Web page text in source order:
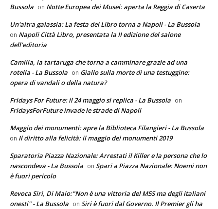
Bussola on Notte Europea dei Musei: aperta la Reggia di Caserta
Un'altra galassia: La festa del Libro torna a Napoli - La Bussola
on Napoli Città Libro, presentata la II edizione del salone
dell’editoria
Camilla, la tartaruga che torna a camminare grazie ad una
rotella - La Bussola on Giallo sulla morte di una testuggine:
opera di vandali o della natura?
Fridays For Future: il 24 maggio si replica - La Bussola on
FridaysForFuture invade le strade di Napoli
Maggio dei monumenti: apre la Biblioteca Filangieri - La Bussola
on Il diritto alla felicità: il maggio dei monumenti 2019
Sparatoria Piazza Nazionale: Arrestati il Killer e la persona che lo
nascondeva - La Bussola on Spari a Piazza Nazionale: Noemi non
è fuori pericolo
Revoca Siri, Di Maio:"Non è una vittoria del M5S ma degli italiani
onesti" - La Bussola on Siri è fuori dal Governo. Il Premier gli ha